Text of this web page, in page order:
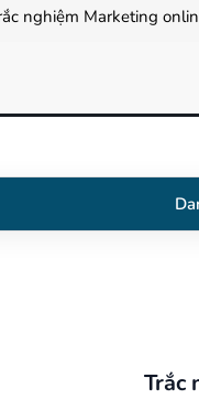
nghiệm Marketing
Trắc